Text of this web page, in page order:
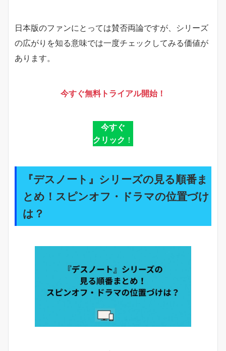
日本版のファンにとっては賛否両論ですが、シリーズ
の広がりを知る意味では一度チェックしてみる価値が
あります。
今すぐ無料トライアル開始！
今すぐ
クリック ！
『デスノート』シリーズの見る順番ま
とめ！スピンオフ・ドラマの位置づけ
は？